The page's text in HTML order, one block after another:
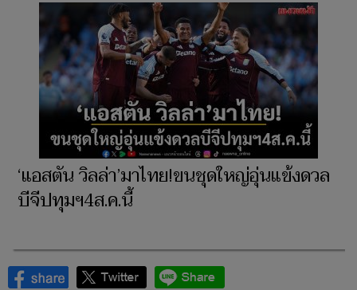
‘แอสตัน วิลล่า’มาไทย!ขนชุดใหญ่อุ่นแข้งดวล
บีจีปทุมฯ4ส.ค.นี้